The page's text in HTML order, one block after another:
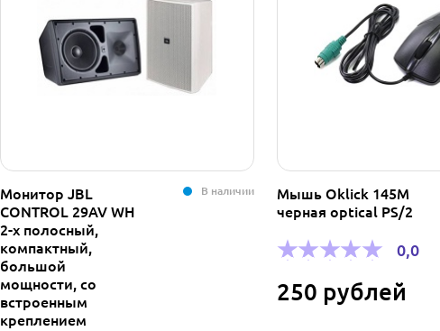
Монитор JBL
CONTROL 29AV WH
2-х полосный,
компактный,
большой
мощности, со
встроенным
креплением
В наличии
Мышь Oklick 145M
черная optical PS/2
0,0
250 рублей